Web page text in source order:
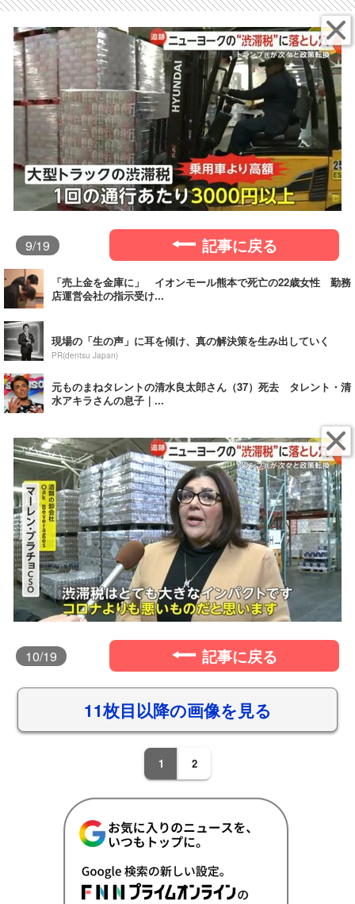
9/19 記事に戻る
「売上金を金庫に」 イオンモール熊本で死亡の22歳女性 勤務
店運営会社の指示受け...
現場の「生の声」に耳を傾け、真の解決策を生み出していく
PR(dentsu Japan)
元ものまねタレントの清水良太郎さん（37）死去 タレント・清
水アキラさんの息子｜...
10/19 記事に戻る
11枚目以降の画像を見る
1 2